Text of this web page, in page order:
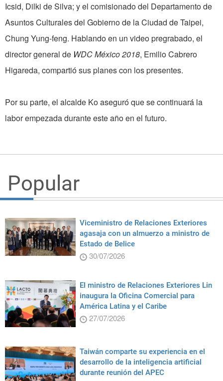
Icsid, Dilki de Silva; y el comisionado del Departamento de
Asuntos Culturales del Gobierno de la Ciudad de Taipei,
Chung Yung-feng. Hablando en un video pregrabado, el
director general de WDC México 2018, Emilio Cabrero
Higareda, compartió sus planes con los presentes.
Por su parte, el alcalde Ko aseguró que se continuará la
labor empezada durante este año en el futuro.
Popular
Viceministro de Relaciones Exteriores
agasaja con un almuerzo a ministro de
Estado de Belice
30/07/2026
El ministro de Relaciones Exteriores Lin
inaugura la Oficina Comercial para
América Latina y el Caribe
27/07/2026
Taiwán comparte su experiencia en el
desarrollo de la inteligencia artificial
durante reunión del APEC